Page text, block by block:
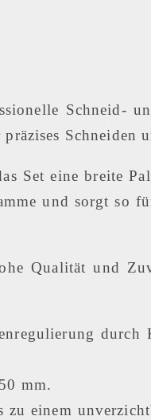
Schneid-
Schneiden
Set eine breite
und sorgt so
Qualität und
durch
mm.
einem